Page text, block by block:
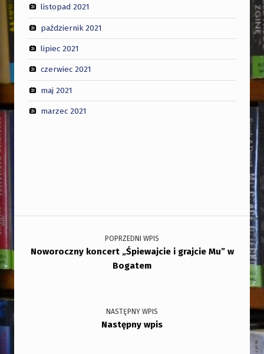
listopad 2021
październik 2021
lipiec 2021
czerwiec 2021
maj 2021
marzec 2021
Nawigacja wpisu
POPRZEDNI WPIS
Noworoczny koncert „Śpiewajcie i grajcie Mu” w
Bogatem
NASTĘPNY WPIS
Następny wpis